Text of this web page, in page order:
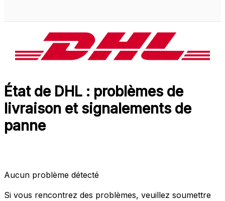
État de DHL : problèmes de
livraison et signalements de
panne
Aucun problème détecté
Si vous rencontrez des problèmes, veuillez soumettre